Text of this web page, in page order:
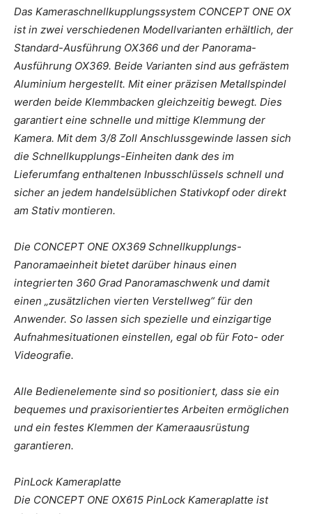
Das Kameraschnellkupplungssystem CONCEPT ONE OX
ist in zwei verschiedenen Modellvarianten erhältlich, der
Standard-Ausführung OX366 und der Panorama-
Ausführung OX369. Beide Varianten sind aus gefrästem
Aluminium hergestellt. Mit einer präzisen Metallspindel
werden beide Klemmbacken gleichzeitig bewegt. Dies
garantiert eine schnelle und mittige Klemmung der
Kamera. Mit dem 3/8 Zoll Anschlussgewinde lassen sich
die Schnellkupplungs-Einheiten dank des im
Lieferumfang enthaltenen Inbusschlüssels schnell und
sicher an jedem handelsüblichen Stativkopf oder direkt
am Stativ montieren.
Die CONCEPT ONE OX369 Schnellkupplungs-
Panoramaeinheit bietet darüber hinaus einen
integrierten 360 Grad Panoramaschwenk und damit
einen „zusätzlichen vierten Verstellweg“ für den
Anwender. So lassen sich spezielle und einzigartige
Aufnahmesituationen einstellen, egal ob für Foto- oder
Videografie.
Alle Bedienelemente sind so positioniert, dass sie ein
bequemes und praxisorientiertes Arbeiten ermöglichen
und ein festes Klemmen der Kameraausrüstung
garantieren.
PinLock Kameraplatte
Die CONCEPT ONE OX615 PinLock Kameraplatte ist